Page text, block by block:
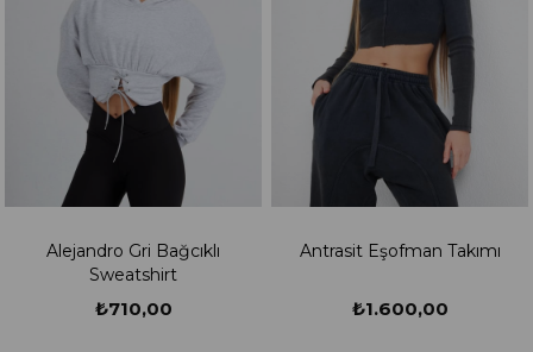
Alejandro Gri Bağcıklı
Sweatshirt
₺710,00
Antrasit Eşofman Takımı
₺1.600,00